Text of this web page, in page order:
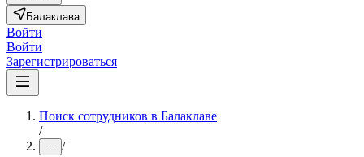
Балаклава
Войти
Войти
Зарегистрироваться
Поиск сотрудников в Балаклаве
/
... /